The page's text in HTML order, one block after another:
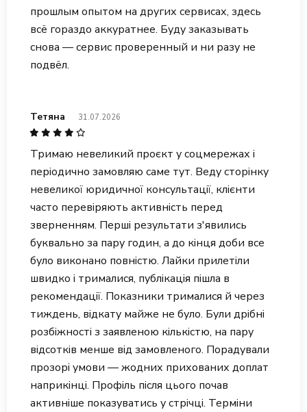
прошлым опытом на других сервисах, здесь
всё гораздо аккуратнее. Буду заказывать
снова — сервис проверенный и ни разу не
подвёл.
Тетяна 31.07.2026
Тримаю невеликий проєкт у соцмережах і
періодично замовляю саме тут. Веду сторінку
невеликої юридичної консультації, клієнти
часто перевіряють активність перед
зверненням. Перші результати з'явились
буквально за пару годин, а до кінця доби все
було виконано повністю. Лайки прилетіли
швидко і трималися, публікація пішла в
рекомендації. Показники трималися й через
тиждень, відкату майже не було. Були дрібні
розбіжності з заявленою кількістю, на пару
відсотків менше від замовленого. Порадували
прозорі умови — жодних прихованих доплат
наприкінці. Профіль після цього почав
активніше показуватись у стрічці. Терміни